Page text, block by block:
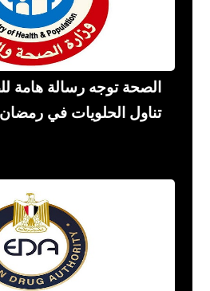
الصحة توجه رسالة هامة
تناول الحلويات في